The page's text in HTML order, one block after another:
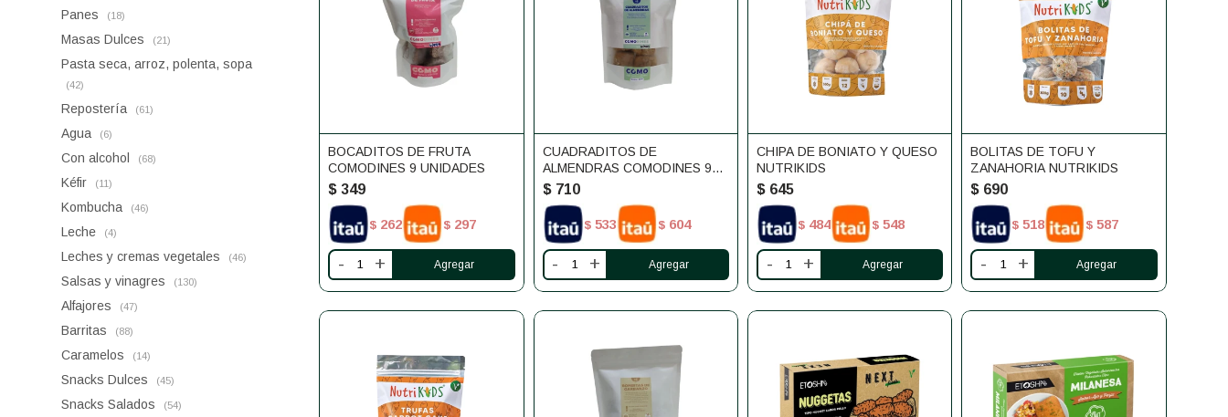
BOCADITOS DE FRUTA
COMODINES 9 UNIDADES
$ 349
$ 262 $ 297
- +
CUADRADITOS DE
ALMENDRAS COMODINES 9
UNIDADES
$ 710
$ 533 $ 604
- +
CHIPA DE BONIATO Y QUESO
NUTRIKIDS
$ 645
$ 484 $ 548
- +
BOLITAS DE TOFU Y
ZANAHORIA NUTRIKIDS
$ 690
$ 518 $ 587
- +
Panes (18)
Masas Dulces (21)
Pasta seca, arroz, polenta, sopa
(42)
Repostería (61)
Agua (6)
Con alcohol (68)
Kéfir (11)
Kombucha (46)
Leche (4)
Leches y cremas vegetales (46)
Salsas y vinagres (130)
Alfajores (47)
Barritas (88)
Caramelos (14)
Snacks Dulces (45)
Snacks Salados (54)